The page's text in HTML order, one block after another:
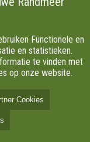
Varelseweg in
goede vriendin.
hij haar de
Functionele en
en statistieken.
te vinden met
op onze website.
Cookies